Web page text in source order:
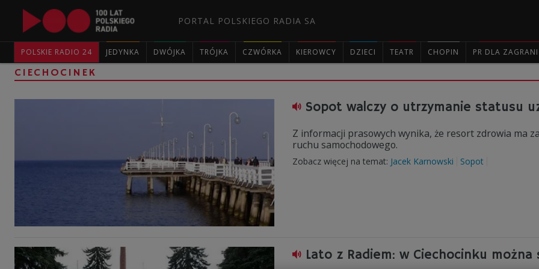
PORTAL POLSKIEGO RADIA SA
POLSKIE RADIO 24 JEDYNKA DWÓJKA TRÓJKA CZWÓRKA KIEROWCY DZIECI TEATR CHOPIN PR DLA
CIECHOCINEK
Sopot walczy o utrzymanie statusu
Z informacji prasowych wynika, że resort zdrowia ma
ruchu samochodowego.
Zobacz więcej na temat: Jacek Karnowski Sopot
Lato z Radiem: w Ciechocinku